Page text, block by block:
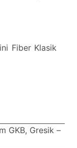
Fiber Klasik
GKB, Gresik –